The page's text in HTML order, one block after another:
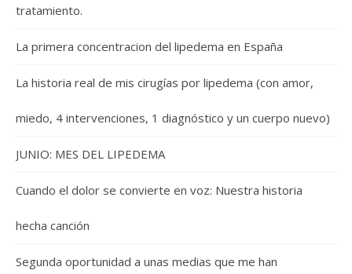
tratamiento.
La primera concentracion del lipedema en España
La historia real de mis cirugías por lipedema (con amor,
miedo, 4 intervenciones, 1 diagnóstico y un cuerpo nuevo)
JUNIO: MES DEL LIPEDEMA
Cuando el dolor se convierte en voz: Nuestra historia
hecha canción
Segunda oportunidad a unas medias que me han